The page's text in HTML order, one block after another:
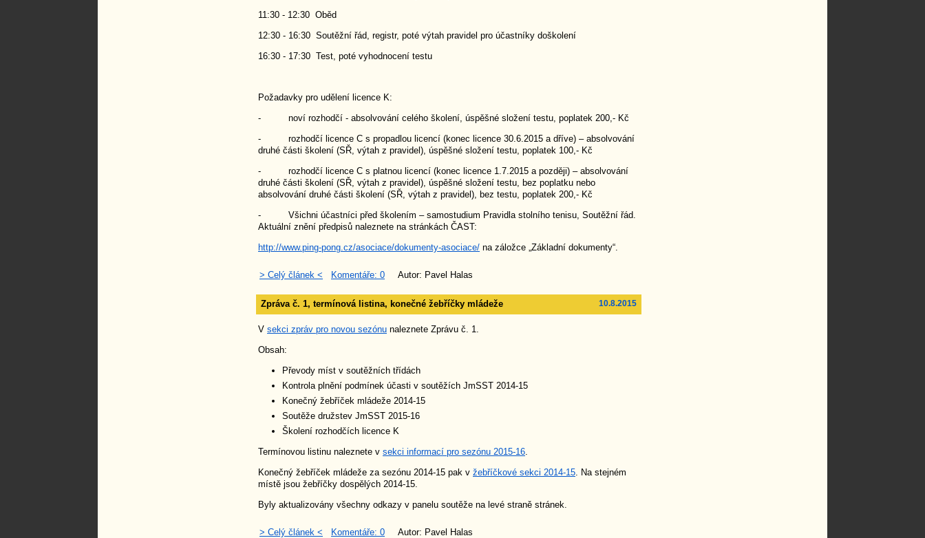
11:30 - 12:30 Oběd
12:30 - 16:30 Soutěžní řád, registr, poté výtah pravidel pro účastníky doškolení
16:30 - 17:30 Test, poté vyhodnocení testu
Požadavky pro udělení licence K:
- noví rozhodčí - absolvování celého školení, úspěšné složení testu, poplatek 200,- Kč
- rozhodčí licence C s propadlou licencí (konec licence 30.6.2015 a dříve) – absolvování
druhé části školení (SŘ, výtah z pravidel), úspěšné složení testu, poplatek 100,- Kč
- rozhodčí licence C s platnou licencí (konec licence 1.7.2015 a později) – absolvování
druhé části školení (SŘ, výtah z pravidel), úspěšné složení testu, bez poplatku nebo
absolvování druhé části školení (SŘ, výtah z pravidel), bez testu, poplatek 200,- Kč
- Všichni účastníci před školením – samostudium Pravidla stolního tenisu, Soutěžní řád.
Aktuální znění předpisů naleznete na stránkách ČAST:
http://www.ping-pong.cz/asociace/dokumenty-asociace/ na záložce „Základní dokumenty“.
> Celý článek < Komentáře: 0 Autor: Pavel Halas
10.8.2015
Zpráva č. 1, termínová listina, konečné žebříčky mládeže
V sekci zpráv pro novou sezónu naleznete Zprávu č. 1.
Obsah:
Převody míst v soutěžních třídách
Kontrola plnění podmínek účasti v soutěžích JmSST 2014-15
Konečný žebříček mládeže 2014-15
Soutěže družstev JmSST 2015-16
Školení rozhodčích licence K
Termínovou listinu naleznete v sekci informací pro sezónu 2015-16.
Konečný žebříček mládeže za sezónu 2014-15 pak v žebříčkové sekci 2014-15. Na stejném
místě jsou žebříčky dospělých 2014-15.
Byly aktualizovány všechny odkazy v panelu soutěže na levé straně stránek.
> Celý článek < Komentáře: 0 Autor: Pavel Halas